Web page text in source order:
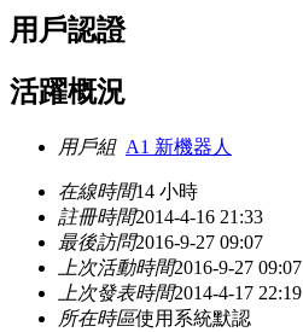
用戶認證
活躍概況
用戶組 A1 新機器人
在線時間14 小時
註冊時間2014-4-16 21:33
最後訪問2016-9-27 09:07
上次活動時間2016-9-27 09:07
上次發表時間2014-4-17 22:19
所在時區使用系統默認